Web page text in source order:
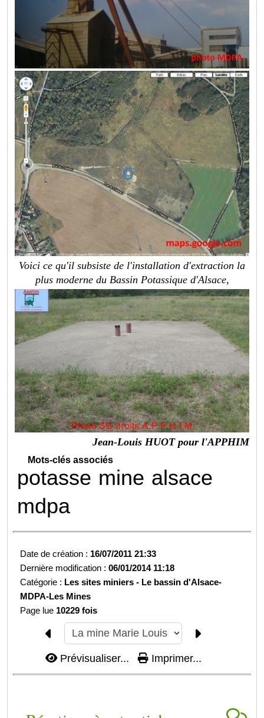
Voici ce qu'il subsiste de l'installation d'extraction la
plus moderne du Bassin Potassique d'Alsace,
Jean-Louis HUOT pour l'APPHIM
Mots-clés associés
potasse mine alsace
mdpa
Date de création : 16/07/2011 21:33
Dernière modification :06/01/2014 11:18
Catégorie : Les sites miniers - Le bassin d'Alsace-
MDPA-Les Mines
Page lue 10229 fois
Prévisualiser... Imprimer...